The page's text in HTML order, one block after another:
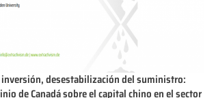
desestabilización del suministro:
de Canadá sobre el capital chino en el sector